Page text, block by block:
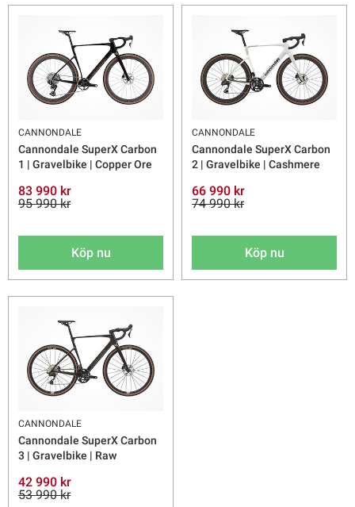
CANNONDALE
Cannondale SuperX Carbon
1 | Gravelbike | Copper Ore
83 990 kr
95 990 kr
Köp nu
CANNONDALE
Cannondale SuperX Carbon
2 | Gravelbike | Cashmere
66 990 kr
74 990 kr
Köp nu
CANNONDALE
Cannondale SuperX Carbon
3 | Gravelbike | Raw
42 990 kr
53 990 kr